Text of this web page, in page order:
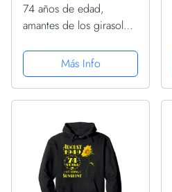
74 años de edad,
amantes de los girasoles,
1949, 74 cumpleaños
Sudadera con Capucha
Más Info